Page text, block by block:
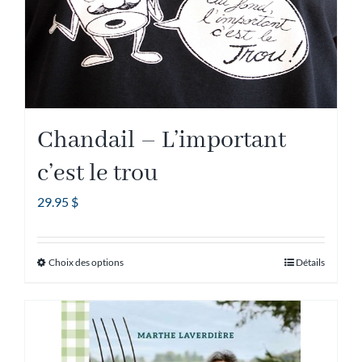
la
page
Chandail – L’important
c’est le trou
29.95 $
Choix des optionsCe
plusieurs
variations.
Détails